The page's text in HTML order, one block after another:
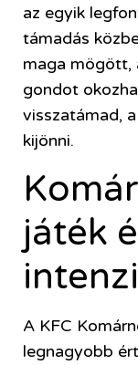
az egyik
támadás
maga mögött,
gondot
visszatámad,
kijönni.
játék
A KFC
legnagyobb